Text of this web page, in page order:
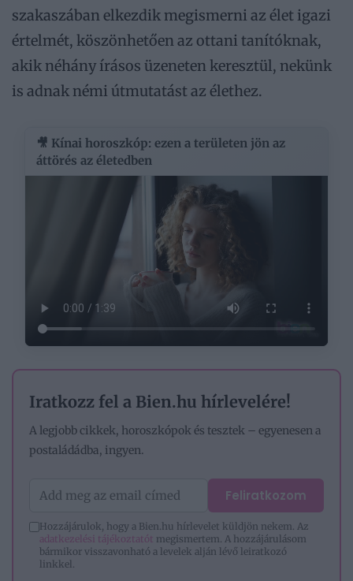
szakaszában elkezdik megismerni az élet igazi
értelmét, köszönhetően az ottani tanítóknak,
akik néhány írásos üzeneten keresztül, nekünk
is adnak némi útmutatást az élethez.
🎥 Kínai horoszkóp: ezen a területen jön az
áttörés az életedben
Iratkozz fel a Bien.hu hírlevelére!
A legjobb cikkek, horoszkópok és tesztek – egyenesen a
postaládádba, ingyen.
Feliratkozom
Hozzájárulok, hogy a Bien.hu hírlevelet küldjön nekem. Az
adatkezelési tájékoztatót megismertem. A hozzájárulásom
bármikor visszavonható a levelek alján lévő leiratkozó
linkkel.